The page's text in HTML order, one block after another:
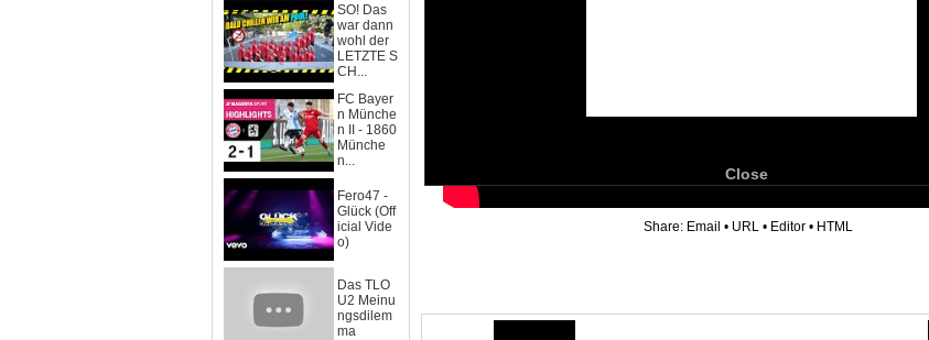
SO! Das
war dann
wohl der
LETZTE S
CH...
FC Bayer
n Münche
n II - 1860
Münche
n...
Fero47 -
Glück (Off
icial Vide
o)
Das TLO
U2 Meinu
ngsdilem
ma
Close
Share: Email • URL • Editor • HTML